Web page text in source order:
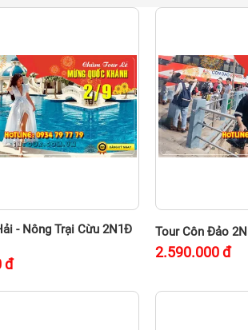
- Nông Trại Cừu 2N1Đ
đ
Tour Côn Đảo
2.590.000đ